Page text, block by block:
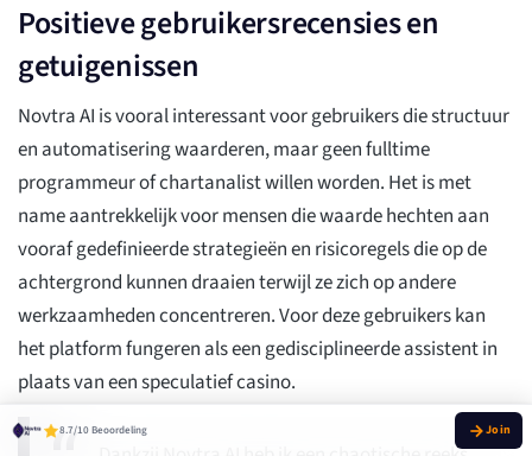
Positieve gebruikersrecensies en
getuigenissen
Novtra AI is vooral interessant voor gebruikers die structuur
en automatisering waarderen, maar geen fulltime
programmeur of chartanalist willen worden. Het is met
name aantrekkelijk voor mensen die waarde hechten aan
vooraf gedefinieerde strategieën en risicoregels die op de
achtergrond kunnen draaien terwijl ze zich op andere
werkzaamheden concentreren. Voor deze gebruikers kan
het platform fungeren als een gedisciplineerde assistent in
plaats van een speculatief casino.
8.7/10 Beoordeling